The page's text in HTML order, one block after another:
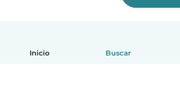
Inicio Buscar